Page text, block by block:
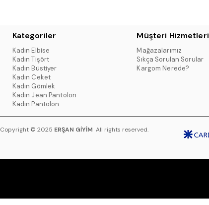
Kategoriler
Kadın Elbise
Kadın Tişört
Kadın Büstiyer
Kadın Ceket
Kadın Gömlek
Kadın Jean Pantolon
Kadın Pantolon
Müşteri Hizmetleri
Mağazalarımız
Sıkça Sorulan Sorular
Kargom Nerede?
Copyright © 2025 ERŞAN GİYİM All rights reserved.